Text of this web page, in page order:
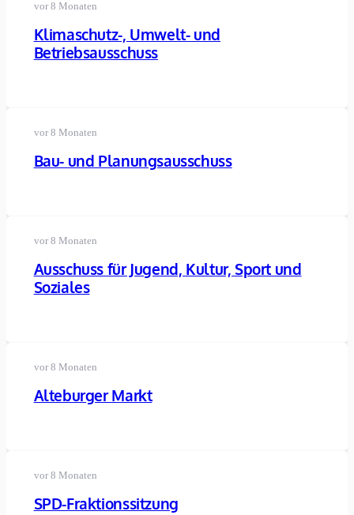
vor 8 Monaten
Klimaschutz-, Umwelt- und
Betriebsausschuss
vor 8 Monaten
Bau- und Planungsausschuss
vor 8 Monaten
Ausschuss für Jugend, Kultur, Sport und
Soziales
vor 8 Monaten
Alteburger Markt
vor 8 Monaten
SPD-Fraktionssitzung